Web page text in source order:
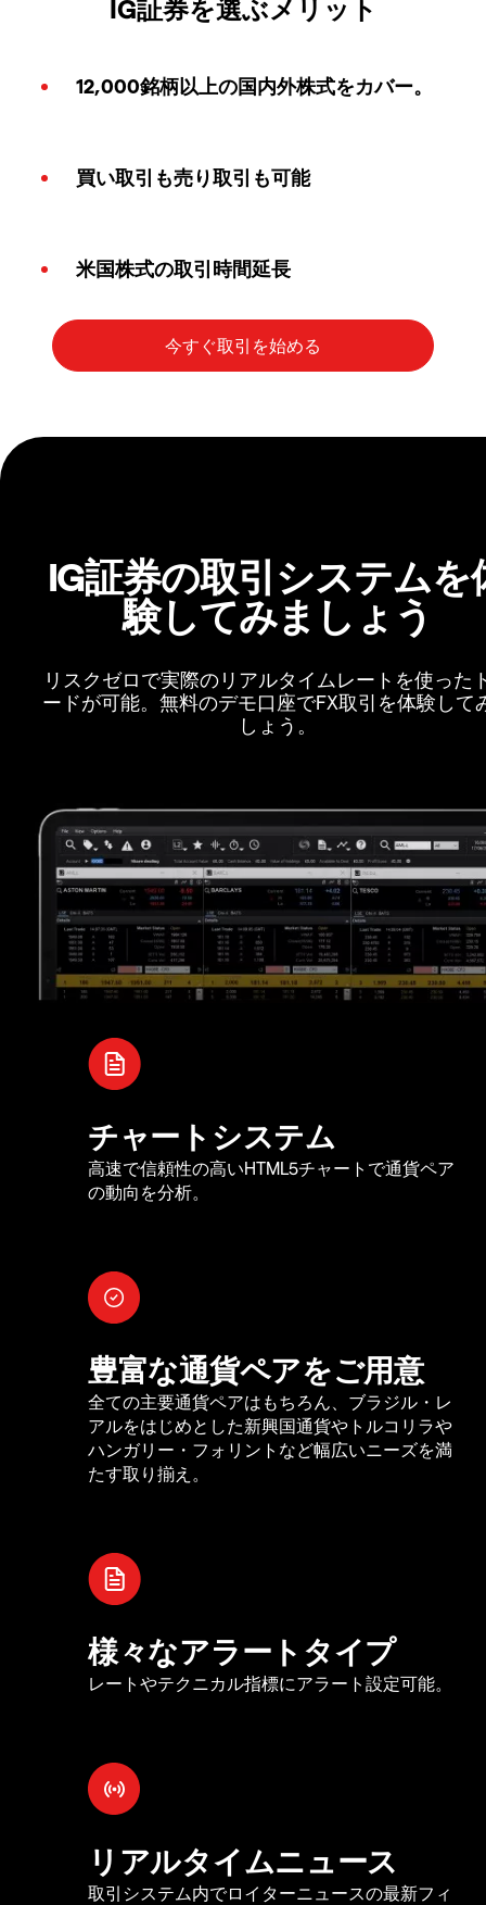
IG証券を選ぶメリット
12,000銘柄以上の国内外株式をカバー。
買い取引も売り取引も可能
米国株式の取引時間延長
IG証券の取引システムを
験してみましょう
リスクゼロで実際のリアルタイムレートを使った
ードが可能。無料のデモ口座でFX取引を体験して
しょう。
チャートシステム
高速で信頼性の高いHTML5チャートで通貨ペア
の動向を分析。
豊富な通貨ペアをご用意
全ての主要通貨ペアはもちろん、ブラジル・レ
アルをはじめとした新興国通貨やトルコリラや
ハンガリー・フォリントなど幅広いニーズを満
たす取り揃え。
様々なアラートタイプ
レートやテクニカル指標にアラート設定可能。
リアルタイムニュース
取引システム内でロイターニュースの最新フィ